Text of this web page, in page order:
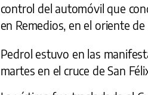
control del automóvil que
en Remedios, en el oriente de
Pedrol estuvo en las
martes en el cruce de San